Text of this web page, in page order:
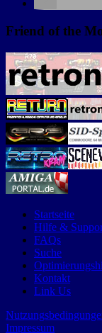
Friend of the
Startseite
Hilfe &
FAQs
Suche
Kontakt
Link Us
Impressum